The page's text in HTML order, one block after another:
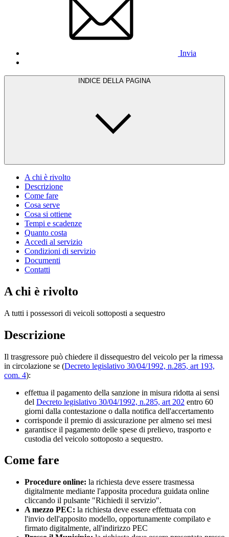
Invia
INDICE DELLA PAGINA
A chi è rivolto
Descrizione
Come fare
Cosa serve
Cosa si ottiene
Tempi e scadenze
Quanto costa
Accedi al servizio
Condizioni di servizio
Documenti
Contatti
A chi è rivolto
A tutti i possessori di veicoli sottoposti a sequestro
Descrizione
Il trasgressore può chiedere il dissequestro del veicolo per la rimessa
in circolazione se (Decreto legislativo 30/04/1992, n.285, art 193,
com. 4):
effettua il pagamento della sanzione in misura ridotta ai sensi
del Decreto legislativo 30/04/1992, n.285, art 202 entro 60
giorni dalla contestazione o dalla notifica dell'accertamento
corrisponde il premio di assicurazione per almeno sei mesi
garantisce il pagamento delle spese di prelievo, trasporto e
custodia del veicolo sottoposto a sequestro.
Come fare
Procedure online: la richiesta deve essere trasmessa
digitalmente mediante l'apposita procedura guidata online
cliccando il pulsante "Richiedi il servizio".
A mezzo PEC: la richiesta deve essere effettuata con
l'invio dell'apposito modello, opportunamente compilato e
firmato digitalmente, all'indirizzo PEC